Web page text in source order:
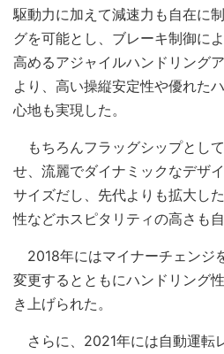
駆動力に加えて減速力も自在に
グを可能とし、ブレーキ制御に
高めるアジャイルハンドリング
より、高い操縦安定性や優れた
心地も実現した。
もちろんフラッグシップとし
せ、流麗でダイナミックなデザ
サイズだし、先代よりも拡大し
性などホスピタリティの高さも自
2018年にはマイナーチェンジ
変更するとともにハンドリング
き上げられた。
さらに、2021年には自動運転